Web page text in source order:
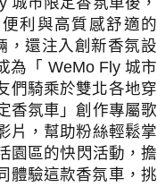
利與高質感舒適的
，還注入創新香氛設
為「 WeMo Fly 城市
們騎乘於雙北各地穿
香氛車」創作專屬歌
片，幫助粉絲輕鬆掌
園區的快閃活動，擔
體驗這款香氛車，挑